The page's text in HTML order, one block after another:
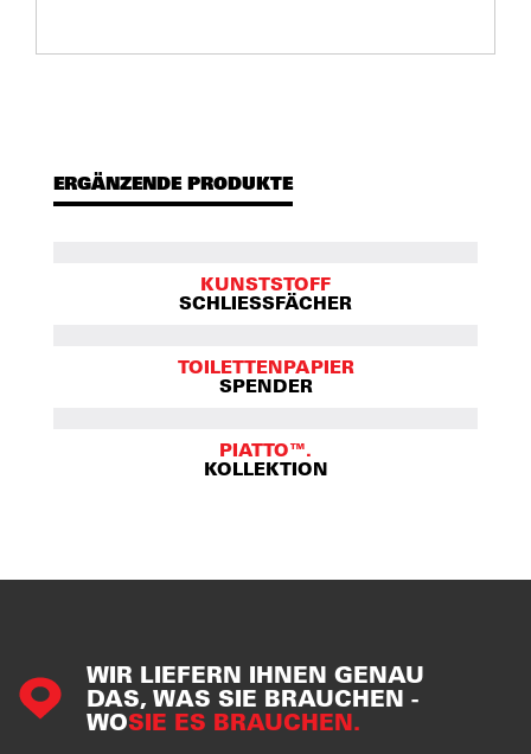
ERGÄNZENDE PRODUKTE
KUNSTSTOFF
SCHLIESSFÄCHER
TOILETTENPAPIER
SPENDER
PIATTO™.
KOLLEKTION
WIR LIEFERN IHNEN GENAU
DAS, WAS SIE BRAUCHEN -
WOSIE ES BRAUCHEN.